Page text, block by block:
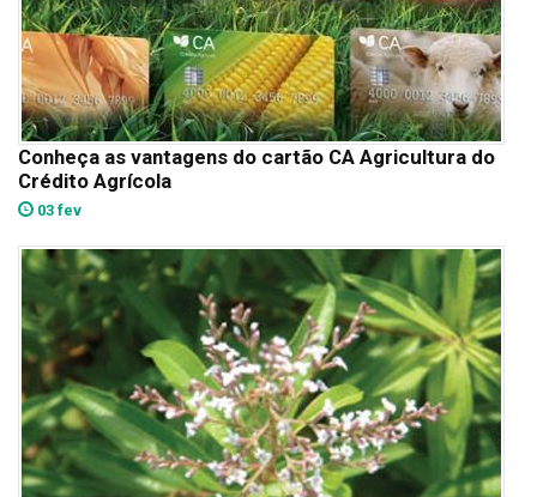
Conheça as vantagens do cartão CA Agricultura do
Crédito Agrícola
03 fev